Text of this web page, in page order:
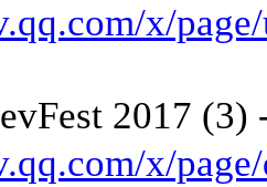
x/
2017 (3)
x/